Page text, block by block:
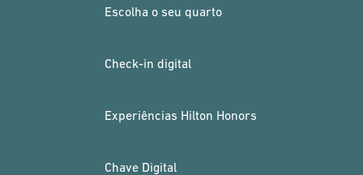
Escolha o seu quarto
Check-in digital
Experiências Hilton Honors
Chave Digital